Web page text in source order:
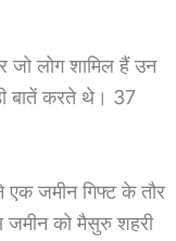
जो लोग शामिल हैं उन
बातें करते थे। 37
एक जमीन गिफ्ट के तौर
जमीन को मैसुरु शहरी